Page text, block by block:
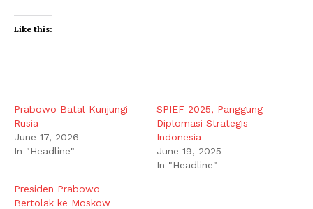
Like this:
Prabowo Batal Kunjungi
Rusia
June 17, 2026
In "Headline"
SPIEF 2025, Panggung
Diplomasi Strategis
Indonesia
June 19, 2025
In "Headline"
Presiden Prabowo
Bertolak ke Moskow